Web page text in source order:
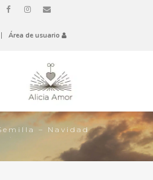
Área de usuario
– Navidad